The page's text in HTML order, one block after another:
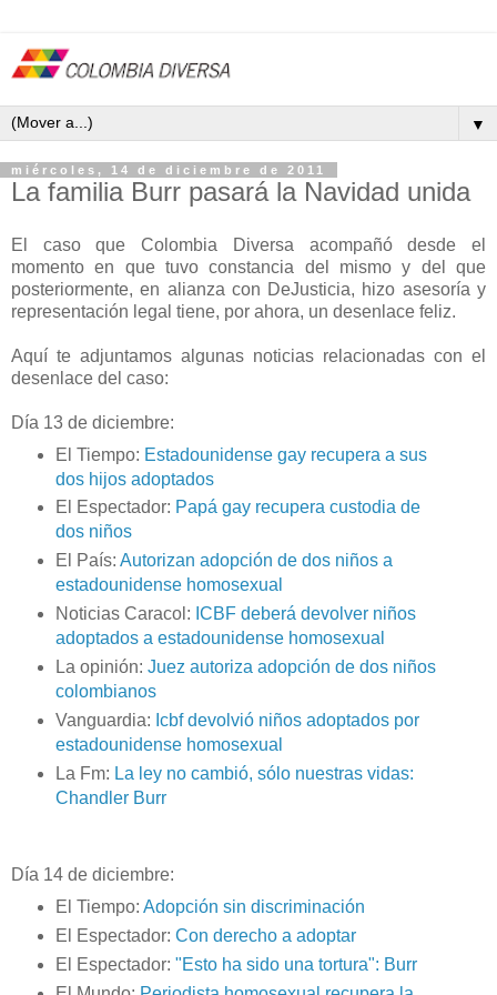
▼
miércoles, 14 de diciembre de 2011
La familia Burr pasará la Navidad unida
El caso que Colombia Diversa acompañó desde el
momento en que tuvo constancia del mismo y del que
posteriormente, en alianza con DeJusticia, hizo asesoría y
representación legal tiene, por ahora, un desenlace feliz.
Aquí te adjuntamos algunas noticias relacionadas con el
desenlace del caso:
Día 13 de diciembre:
El Tiempo: Estadounidense gay recupera a sus
dos hijos adoptados
El Espectador: Papá gay recupera custodia de
dos niños
El País: Autorizan adopción de dos niños a
estadounidense homosexual
Noticias Caracol: ICBF deberá devolver niños
adoptados a estadounidense homosexual
La opinión: Juez autoriza adopción de dos niños
colombianos
Vanguardia: Icbf devolvió niños adoptados por
estadounidense homosexual
La Fm: La ley no cambió, sólo nuestras vidas:
Chandler Burr
Día 14 de diciembre:
El Tiempo: Adopción sin discriminación
El Espectador: Con derecho a adoptar
El Espectador: "Esto ha sido una tortura": Burr